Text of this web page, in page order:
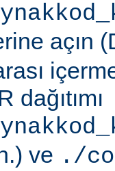
açın
dağıtımı
ve ./